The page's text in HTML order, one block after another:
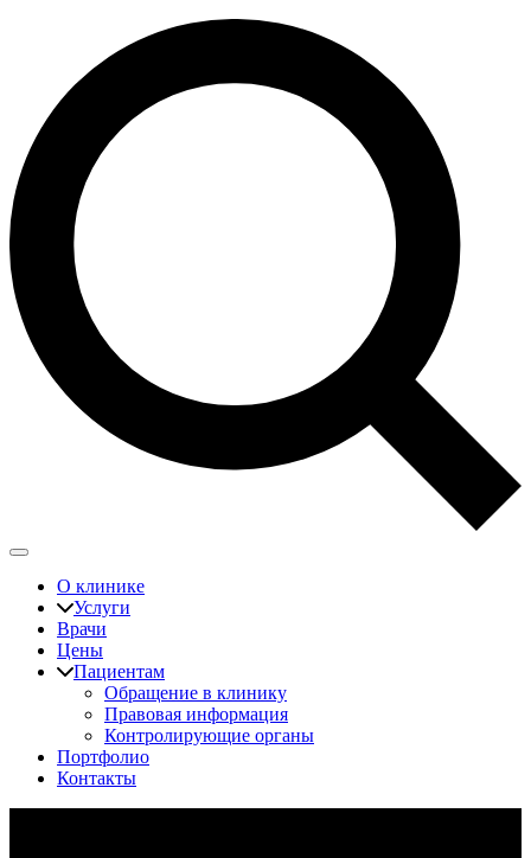
О клинике
Услуги
Врачи
Цены
Пациентам
Обращение в клинику
Правовая информация
Контролирующие органы
Портфолио
Контакты